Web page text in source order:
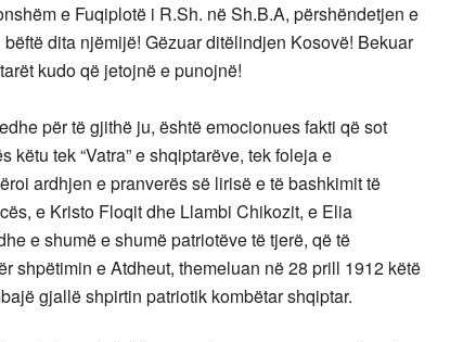
e Fuqiplotë i R.Sh. në Sh.B.A, përshëndetjen e
dita njëmijë! Gëzuar ditëlindjen Kosovë! Bekuar
kudo që jetojnë e punojnë!
për të gjithë ju, është emocionues fakti që sot
tek “Vatra” e shqiptarëve, tek foleja e
ardhjen e pranverës së lirisë e të bashkimit të
e Kristo Floqit dhe Llambi Chikozit, e Elia
e shumë e shumë patriotëve të tjerë, që të
shpëtimin e Atdheut, themeluan në 28 prill 1912 këtë
gjallë shpirtin patriotik kombëtar shqiptar.